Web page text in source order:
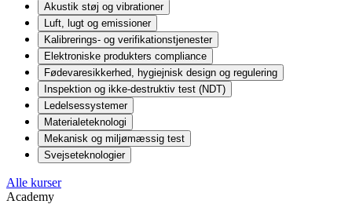
Akustik støj og vibrationer
Luft, lugt og emissioner
Kalibrerings- og verifikationstjenester
Elektroniske produkters compliance
Fødevaresikkerhed, hygiejnisk design og regulering
Inspektion og ikke-destruktiv test (NDT)
Ledelsessystemer
Materialeteknologi
Mekanisk og miljømæssig test
Svejseteknologier
Alle kurser
Academy